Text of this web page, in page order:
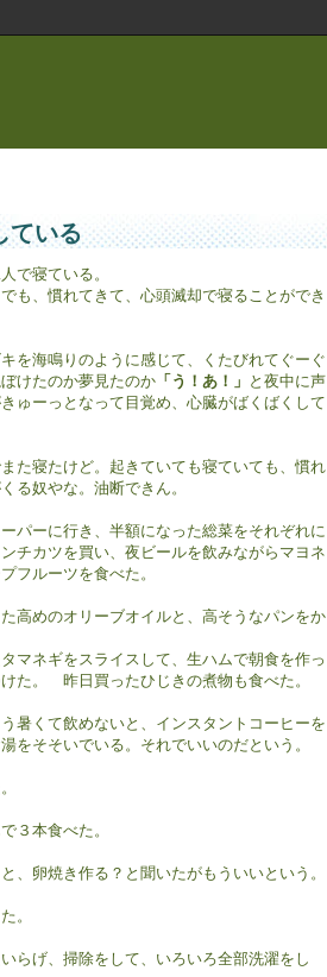
ている
で寝ている。
も、慣れてきて、心頭滅却で寝ることができ
を海鳴りのように感じて、くたびれてぐーぐ
けたのか夢見たのか 「う！あ！」 と夜中に声
ゅーっとなって目覚め、心臓がばくばくして
た寝たけど。起きていても寝ていても、慣れ
る奴やな。油断できん。
パーに行き、半額になった総菜をそれぞれに
チカツを買い、夜ビールを飲みながらマヨネ
フルーツを食べた。
高めのオリーブオイルと、高そうなパンをか
マネギをスライスして、生ハムで朝食を作っ
た。 昨日買ったひじきの煮物も食べた。
暑くて飲めないと、インスタントコーヒーを
をそそいでいる。それでいいのだという。
３本食べた。
、卵焼き作る？と聞いたがもういいという。
。
らげ、掃除をして、いろいろ全部洗濯をし